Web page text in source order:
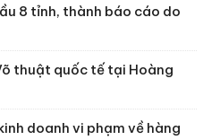
8 tỉnh, thành báo cáo do
thuật quốc tế tại Hoàng
doanh vi phạm về hàng